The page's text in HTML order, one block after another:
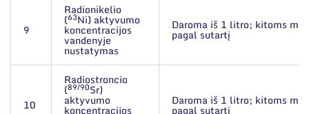
9
Radionikelio
(63Ni) aktyvumo
koncentracijos
vandenyje
nustatymas
Daroma iš 1 litro; kitoms
pagal sutartį
10
Radiostroncio
(89/90Sr)
aktyvumo
koncentracijos
Daroma iš 1 litro; kitoms
pagal sutartį